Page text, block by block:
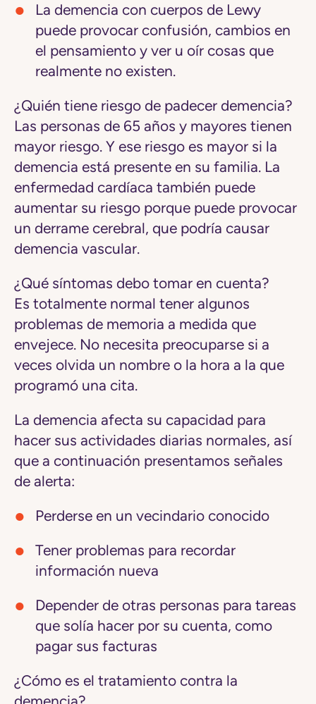
La demencia con cuerpos de Lewy
puede provocar confusión, cambios en
el pensamiento y ver u oír cosas que
realmente no existen.
¿Quién tiene riesgo de padecer demencia?
Las personas de 65 años y mayores tienen
mayor riesgo. Y ese riesgo es mayor si la
demencia está presente en su familia. La
enfermedad cardíaca también puede
aumentar su riesgo porque puede provocar
un derrame cerebral, que podría causar
demencia vascular.
¿Qué síntomas debo tomar en cuenta?
Es totalmente normal tener algunos
problemas de memoria a medida que
envejece. No necesita preocuparse si a
veces olvida un nombre o la hora a la que
programó una cita.
La demencia afecta su capacidad para
hacer sus actividades diarias normales, así
que a continuación presentamos señales
de alerta:
Perderse en un vecindario conocido
Tener problemas para recordar
información nueva
Depender de otras personas para tareas
que solía hacer por su cuenta, como
pagar sus facturas
¿Cómo es el tratamiento contra la